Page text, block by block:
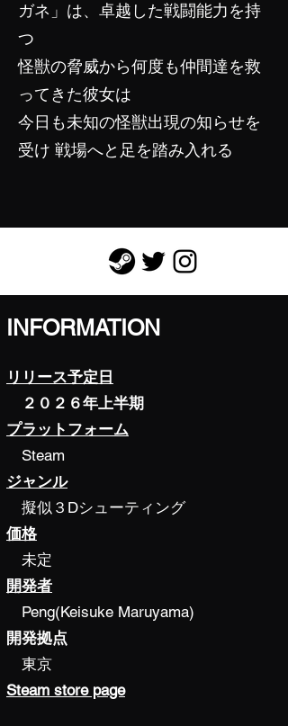
ガネ 」は、卓越した戦闘能力を持
つ
怪獣の脅威から何度も仲間達を救
ってきた彼女は
今日も未知の怪獣出現の知らせを
受け 戦場へと足を踏み入れる
INFORMATION
リリース予定日
２０２６年上半期
プラットフォーム
Steam
ジャンル
​ 擬似３Dシューティング
価格
未定
開発者
Peng(Keisuke Maruyama)
開発拠点
東京
Steam store page